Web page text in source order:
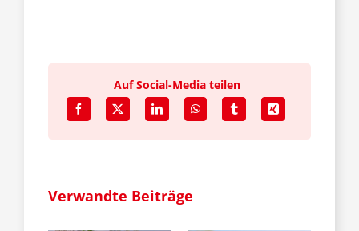
Auf Social-Media teilen
Verwandte Beiträge